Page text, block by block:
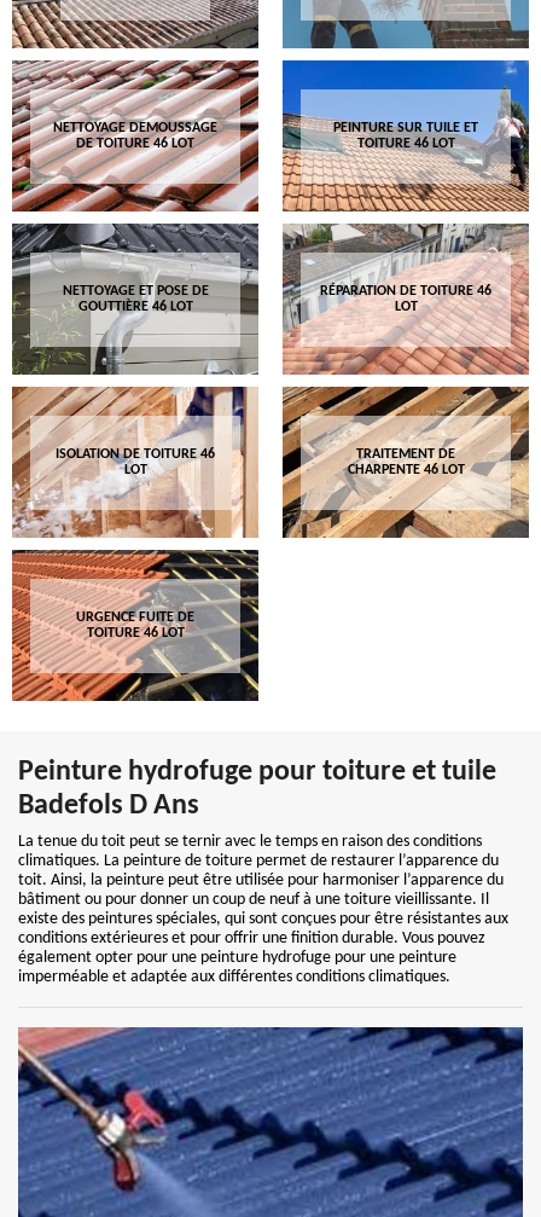
NETTOYAGE DEMOUSSAGE
DE TOITURE 46 LOT
PEINTURE SUR TUILE ET
TOITURE 46 LOT
NETTOYAGE ET POSE DE
GOUTTIÈRE 46 LOT
RÉPARATION DE TOITURE 46
LOT
ISOLATION DE TOITURE 46
LOT
TRAITEMENT DE
CHARPENTE 46 LOT
URGENCE FUITE DE
TOITURE 46 LOT
Peinture hydrofuge pour toiture et tuile
Badefols D Ans
La tenue du toit peut se ternir avec le temps en raison des conditions
climatiques. La peinture de toiture permet de restaurer l’apparence du
toit. Ainsi, la peinture peut être utilisée pour harmoniser l’apparence du
bâtiment ou pour donner un coup de neuf à une toiture vieillissante. Il
existe des peintures spéciales, qui sont conçues pour être résistantes aux
conditions extérieures et pour offrir une finition durable. Vous pouvez
également opter pour une peinture hydrofuge pour une peinture
imperméable et adaptée aux différentes conditions climatiques.